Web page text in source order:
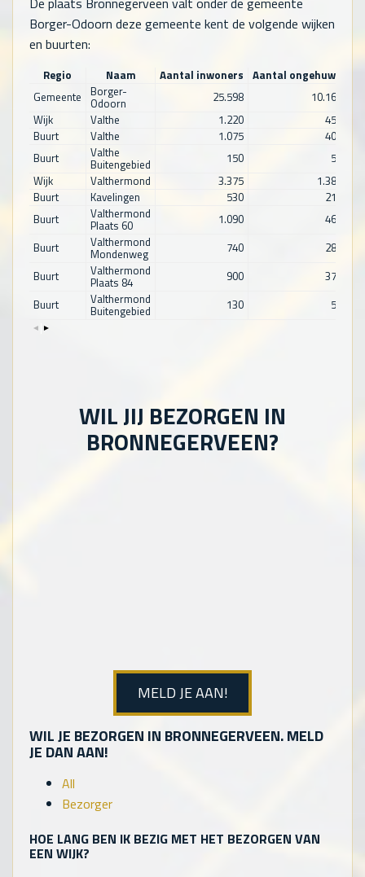
Borger-Odoorn deze gemeente kent de volgende wijken
en buurten:
Regio Naam Aantal inwoners Aantal ongehuwd
Gemeente Borger-
Odoorn 25.598
10.163
Wijk
Valthe 1.220
455
Buurt
Valthe 1.075
405
Buurt
Valthe
Buitengebied 150
50
Wijk
Valthermond 3.375
1.385
Buurt
Kavelingen 530
210
Buurt
Valthermond
Plaats 60 1.090
465
Buurt
Valthermond
Mondenweg 740
285
Buurt
Valthermond
Plaats 84 900
370
Buurt
Valthermond
Buitengebied 130 50
WIL JIJ BEZORGEN IN
BRONNEGERVEEN?
MELD JE AAN!
WIL JE BEZORGEN IN BRONNEGERVEEN. MELD
JE DAN AAN!
All
Bezorger
HOE LANG BEN IK BEZIG MET HET BEZORGEN VAN
EEN WIJK?